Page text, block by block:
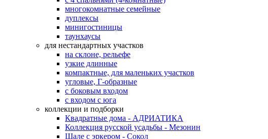
многокомнатные семейные
дуплексы
минигостиницы
таунхаусы
для нестандартных участков
на склоне, рельефе
узкие длинные
компактные, для маленьких участков
угловые, Г-образные
с боковым входом
с входом с юга
коллекции и подборки
Квадратные дома - АДРИАТИКА
Коллекция русской усадьбы - Мезонин
Шале с эркером - Сокол